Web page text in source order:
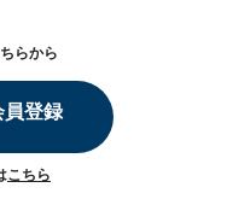
らから
員登録
こちら